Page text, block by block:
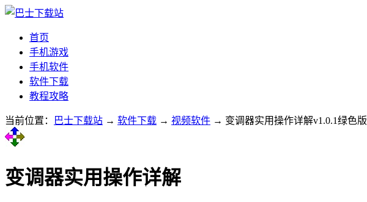
首页
手机游戏
手机软件
软件下载
教程攻略
当前位置： 巴士下载站 → 软件下载 → 视频软件 → 变调器实用操作详解v1.0.1绿色版
变调器实用操作详解